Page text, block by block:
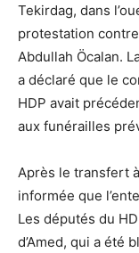
Tekirdag, dans
protestation
Abdullah Öcalan.
a déclaré que le
HDP avait
aux funérailles
Après le transfert
informée que
Les députés du
d’Amed, qui a été